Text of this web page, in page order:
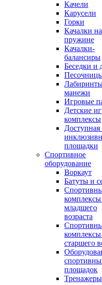
Качели
Карусели
Горки
Качалки на
пружине
Качалки-
балансиры
Беседки и
манежи
Игровые
Детские
комплексы
Доступная
площадки
Спортивное
оборудование
Воркаут
Батуты и
комплексы
младшего
возраста
комплексы
старшего
площадок
Тренажеры